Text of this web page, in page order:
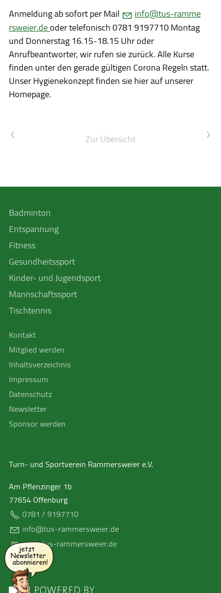
Anmeldung ab sofort per Mail
nf t s-r mm
rsw
rd oder telefonisch 0781 9197710 Montag
und Donnerstag 16.15-18.15 Uhr oder
Anrufbeantworter, wir rufen sie zurück. Alle Kurse
finden unter den gerade gültigen Corona Regeln statt.
Unser Hygienekonzept finden sie hier auf unserer
Homepage.
Vorheriger Artikel Zur Übersicht Nächster Artikel
Badminton
Entspannung
Fitness
Gesundheitssport
Kinder- und Jugendsport
Mannschafts­sport
Tischtennis
Kontakt
Mitglied werden
Inhaltsverzeichnis
Impressum
Datenschutz
Newsletter
Sponsor werden
Turn- und Sportverein Rammersweier e.V.
Am Pflenzinger 1b
77654Offenburg
0781 / 9197710
nf
t s-r mm rsw rd
www.tus-rammersweier.de